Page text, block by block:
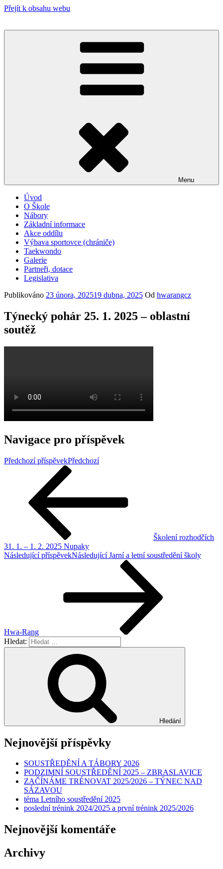
Přejít k obsahu webu
Menu
Úvod
O Škole
Nábory
Základní informace
Akce oddílu
Výbava sportovce (chrániče)
Taekwondo
Galerie
Partneři, dotace
Legislativa
Publikováno 23 února, 202519 dubna, 2025 Od hwarangcz
Týnecký pohár 25. 1. 2025 – oblastní
soutěž
Navigace pro příspěvek
Předchozí příspěvekPředchozí
Školení rozhodčích
31. 1. – 1. 2. 2025 Nupaky
Následující příspěvekNásledující Jarní a letní soustředění školy
Hwa-Rang
Hledat:
Hledání
Nejnovější příspěvky
SOUSTŘEDĚNÍ A TÁBORY 2026
PODZIMNÍ SOUSTŘEDĚNÍ 2025 – ZBRASLAVICE
ZAČÍNÁME TRÉNOVAT 2025/2026 – TÝNEC NAD
SÁZAVOU
téma Letního soustředění 2025
poslední trénink 2024/2025 a první trénink 2025/2026
Nejnovější komentáře
Archivy